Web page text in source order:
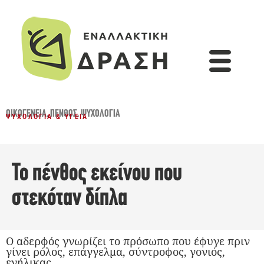
ΟΙΚΟΓΈΝΕΙΑ,ΠΈΝΘΟΣ,ΨΥΧΟΛΟΓΊΑ
ΨΥΧΟΛΟΓΊΑ & ΥΓΕΊΑ
Το πένθος εκείνου που
στεκόταν δίπλα
Ο αδερφός γνωρίζει το πρόσωπο που έφυγε πριν
γίνει ρόλος, επάγγελμα, σύντροφος, γονιός,